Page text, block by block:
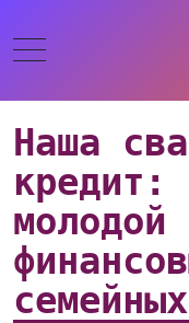
Наша
кредит:
молодой